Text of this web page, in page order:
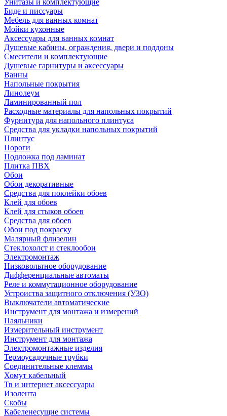
Унитазы и комплектующие
Биде и писсуары
Мебель для ванных комнат
Мойки кухонные
Аксессуары для ванных комнат
Душевые кабины, ограждения, двери и поддоны
Смесители и комплектующие
Душевые гарнитуры и аксессуары
Ванны
Напольные покрытия
Линолеум
Ламинированный пол
Расходные материалы для напольных покрытий
Фурнитура для напольного плинтуса
Средства для укладки напольных покрытий
Плинтус
Пороги
Подложка под ламинат
Плитка ПВХ
Обои
Обои декоративные
Средства для поклейки обоев
Клей для обоев
Клей для стыков обоев
Средства для обоев
Обои под покраску
Малярный флизелин
Стеклохолст и стеклообои
Электромонтаж
Низковольтное оборудование
Дифференциальные автоматы
Реле и коммутационное оборудование
Устроиства защитного отключения (УЗО)
Выключатели автоматические
Инструмент для монтажа и измерений
Паяльники
Измерительный инструмент
Инструмент для монтажа
Электромонтажные изделия
Термоусадочные трубки
Соединительные клеммы
Хомут кабельный
Тв и интернет аксессуары
Изолента
Скобы
Кабеленесущие системы